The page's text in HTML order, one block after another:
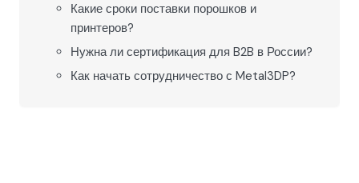
Какие сроки поставки порошков и
принтеров?
Нужна ли сертификация для B2B в России?
Как начать сотрудничество с Metal3DP?